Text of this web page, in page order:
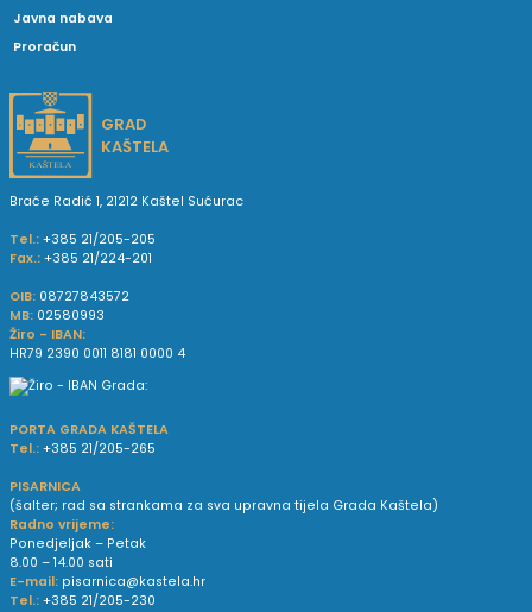
Javna nabava
Proračun
GRAD
KAŠTELA
Braće Radić 1, 21212 Kaštel Sućurac
Tel.: +385 21/205-205
Fax.: +385 21/224-201
OIB: 08727843572
MB: 02580993
Žiro - IBAN:
HR79 2390 0011 8181 0000 4
PORTA GRADA KAŠTELA
Tel.: +385 21/205-265
PISARNICA
(šalter; rad sa strankama za sva upravna tijela Grada Kaštela)
Radno vrijeme:
Ponedjeljak – Petak
8.00 – 14.00 sati
E-mail: pisarnica@kastela.hr
Tel.: +385 21/205-230